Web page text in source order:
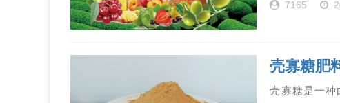
7165
壳寡糖肥
壳寡糖是一种